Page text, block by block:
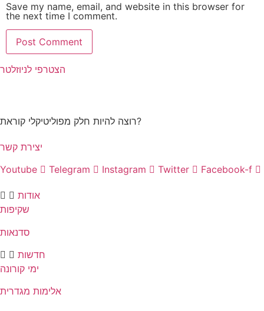
Save my name, email, and website in this browser for
the next time I comment.
הצטרפי לניוזלטר
רוצה להיות חלק מפוליטיקלי קוראת?
יצירת קשר
Youtube
Telegram Instagram Twitter Facebook-f
אודות
שקיפות
סדנאות
חדשות
ימי קורונה
אלימות מגדרית